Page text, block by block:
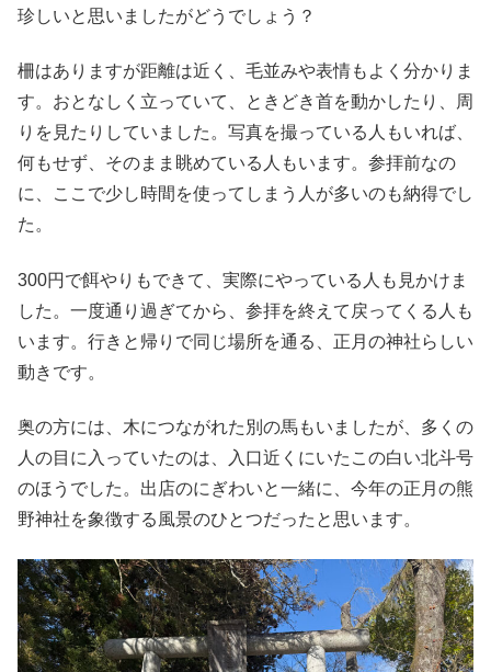
珍しいと思いましたがどうでしょう？
柵はありますが距離は近く、毛並みや表情もよく分かりま
す。おとなしく立っていて、ときどき首を動かしたり、周
りを見たりしていました。写真を撮っている人もいれば、
何もせず、そのまま眺めている人もいます。参拝前なの
に、ここで少し時間を使ってしまう人が多いのも納得でし
た。
300円で餌やりもできて、実際にやっている人も見かけま
した。一度通り過ぎてから、参拝を終えて戻ってくる人も
います。行きと帰りで同じ場所を通る、正月の神社らしい
動きです。
奥の方には、木につながれた別の馬もいましたが、多くの
人の目に入っていたのは、入口近くにいたこの白い北斗号
のほうでした。出店のにぎわいと一緒に、今年の正月の熊
野神社を象徴する風景のひとつだったと思います。